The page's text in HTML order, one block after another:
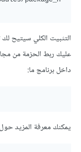
التثبيت الكلي سيتيح
داخل برنامج ما:
يمكنك معرفة المزيد